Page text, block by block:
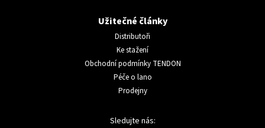
Užitečné články
Distributoři
Ke stažení
Obchodní podmínky TENDON
Péče o lano
Prodejny
Sledujte nás: